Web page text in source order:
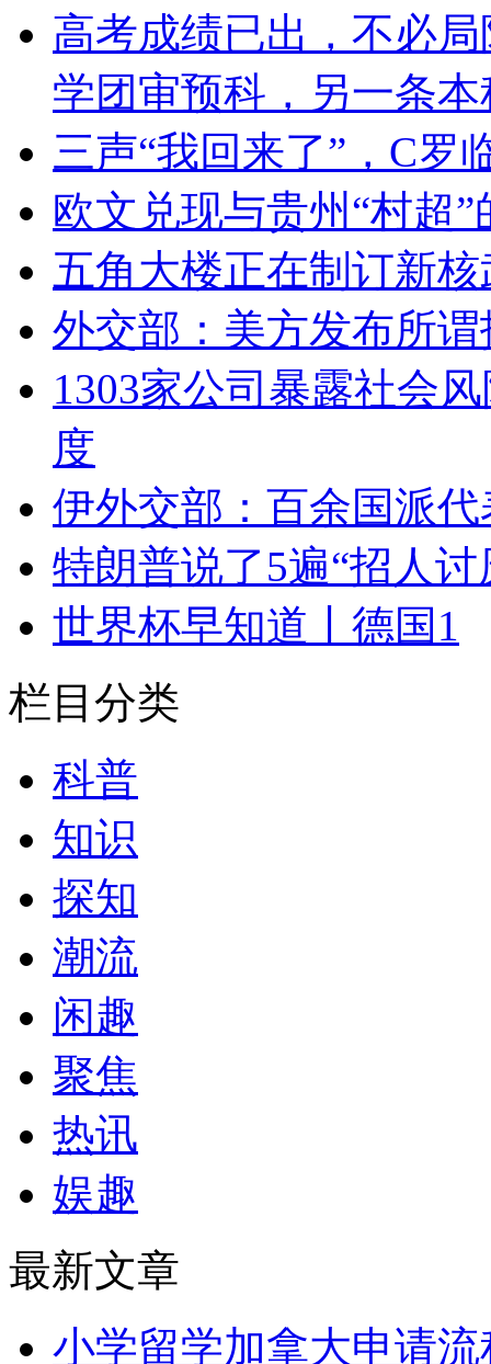
高考成绩已出，不必
学团审预科，另一条
三声“我回来了”，C罗
欧文兑现与贵州“村超
五角大楼正在制订新
外交部：美方发布所
1303家公司暴露社会
度
伊外交部：百余国派
特朗普说了5遍“招人
世界杯早知道丨德国1
栏目分类
科普
知识
探知
潮流
闲趣
聚焦
热讯
娱趣
最新文章
小学留学加拿大申请